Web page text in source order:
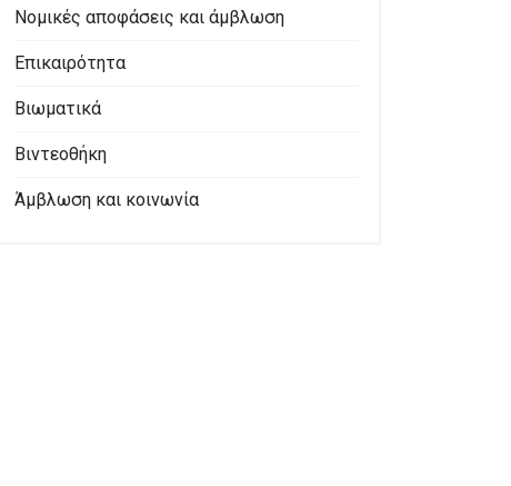
Νομικές αποφάσεις και άμβλωση
Επικαιρότητα
Βιωματικά
Βιντεοθήκη
Άμβλωση και κοινωνία